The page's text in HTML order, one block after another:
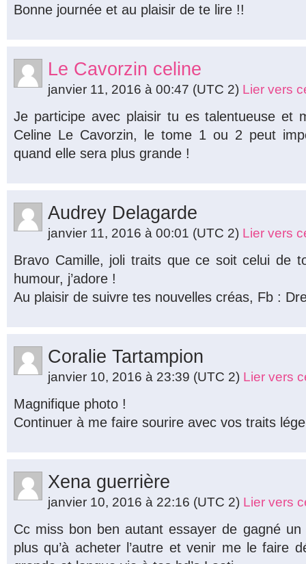
Bonne journée et au plaisir de te lire !!
Le Cavorzin celine
janvier 11, 2016 à 00:47 (UTC 2) Lier vers
Je participe avec plaisir tu es talentueuse et
Celine Le Cavorzin, le tome 1 ou 2 peut
quand elle sera plus grande !
Audrey Delagarde
janvier 11, 2016 à 00:01 (UTC 2) Lier vers
Bravo Camille, joli traits que ce soit celui de
humour, j’adore !
Au plaisir de suivre tes nouvelles créas, Fb :
Coralie Tartampion
janvier 10, 2016 à 23:39 (UTC 2) Lier vers
Magnifique photo !
Continuer à me faire sourire avec vos traits
Xena guerrière
janvier 10, 2016 à 22:16 (UTC 2) Lier vers
Cc miss bon ben autant essayer de gagné un
plus qu’à acheter l’autre et venir me le faire